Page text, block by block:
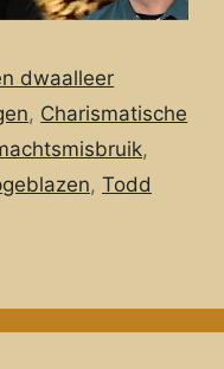
dwaalleer
, Charismatische
,
, Todd